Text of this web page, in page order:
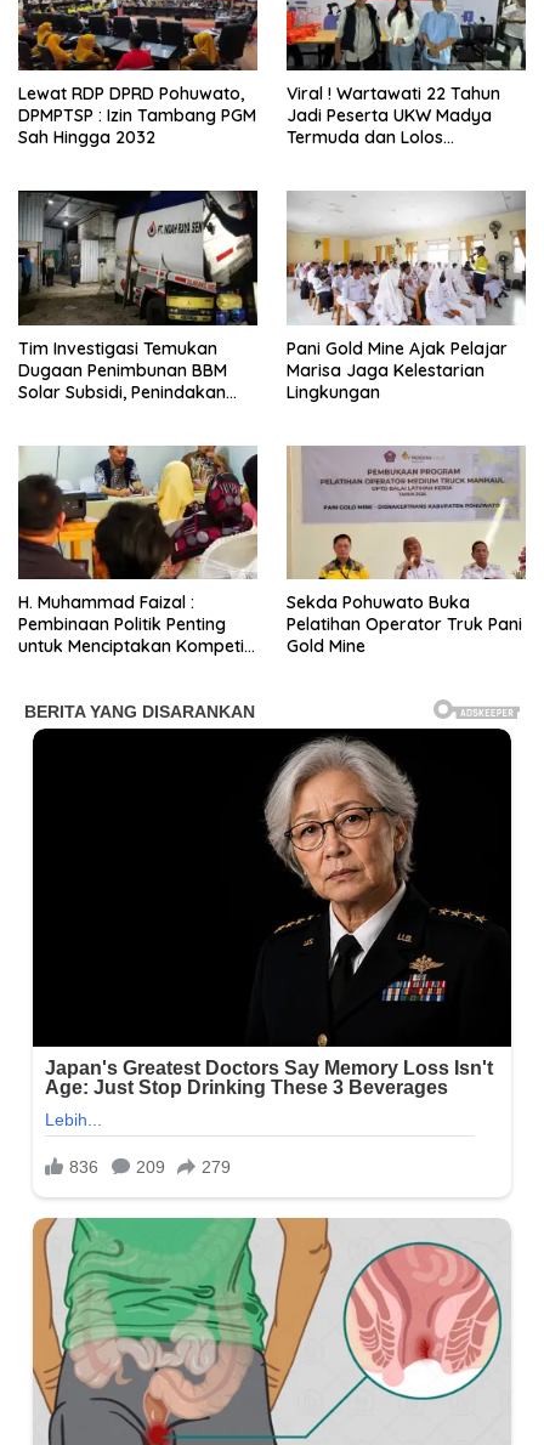
Lewat RDP DPRD Pohuwato,
DPMPTSP : Izin Tambang PGM
Sah Hingga 2032
Viral ! Wartawati 22 Tahun
Jadi Peserta UKW Madya
Termuda dan Lolos
Tim Investigasi Temukan
Dugaan Penimbunan BBM
Solar Subsidi, Penindakan
Pani Gold Mine Ajak Pelajar
Marisa Jaga Kelestarian
Lingkungan
H. Muhammad Faizal :
Pembinaan Politik Penting
untuk Menciptakan Kompetisi
Sekda Pohuwato Buka
Pelatihan Operator Truk Pani
Gold Mine